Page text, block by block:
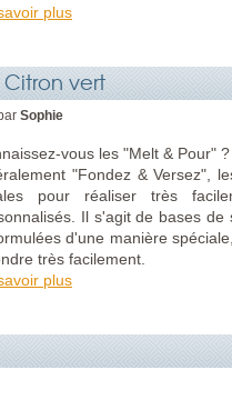
plus
vert
Sophie
vous les "Melt & Pour" ?
"Fondez & Versez",
pour réaliser très
Il s'agit de bases
d'une manière
très facilement.
plus